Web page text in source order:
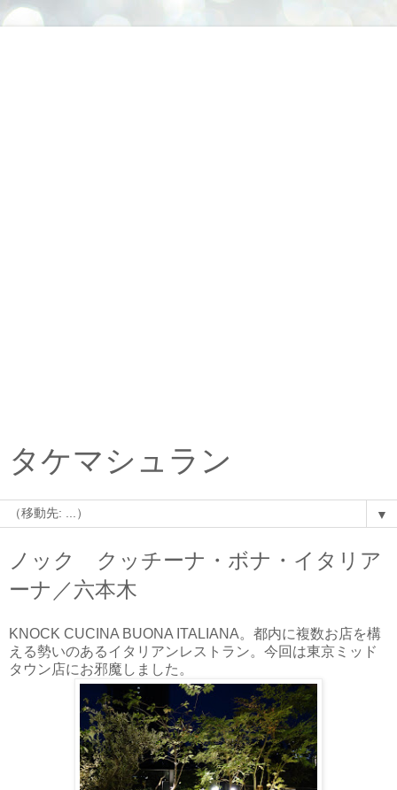
タケマシュラン
▼
ノック クッチーナ・ボナ・イタリア
ーナ／六本木
KNOCK CUCINA BUONA ITALIANA。都内に複数お店を構
える勢いのあるイタリアンレストラン。今回は東京ミッド
タウン店にお邪魔しました。